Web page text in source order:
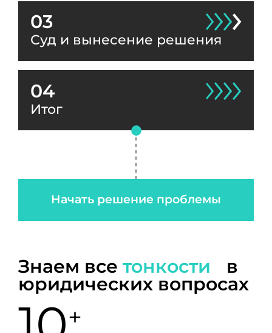
03
Суд и вынесение решения
04
Итог
Начать решение проблемы
Знаем все тонкости в
юридических вопросах
+